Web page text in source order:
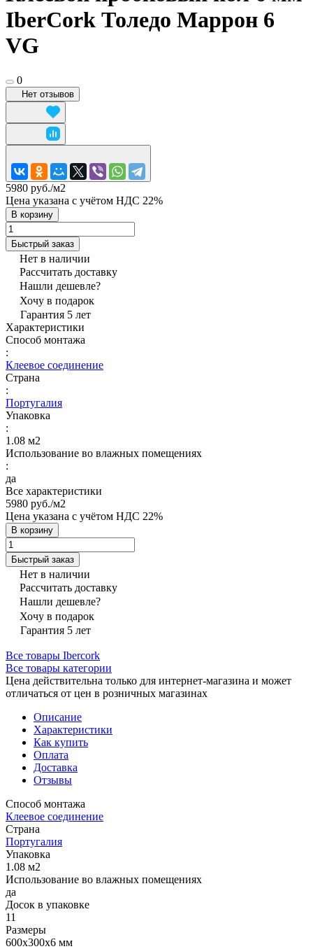
IberCork Толедо Маррон 6
VG
0
Нет отзывов
5980 руб./м2
Цена указана с учётом НДС 22%
В корзину
Быстрый заказ
Нет в наличии
Рассчитать доставку
Нашли дешевле?
Хочу в подарок
Гарантия 5 лет
Характеристики
Способ монтажа
:
Клеевое соединение
Страна
:
Португалия
Упаковка
:
1.08 м2
Использование во влажных помещениях
:
да
Все характеристики
5980 руб./м2
Цена указана с учётом НДС 22%
В корзину
Быстрый заказ
Нет в наличии
Рассчитать доставку
Нашли дешевле?
Хочу в подарок
Гарантия 5 лет
Все товары Ibercork
Все товары категории
Цена действительна только для интернет-магазина и может
отличаться от цен в розничных магазинах
Описание
Характеристики
Как купить
Оплата
Доставка
Отзывы
Способ монтажа
Клеевое соединение
Страна
Португалия
Упаковка
1.08 м2
Использование во влажных помещениях
да
Досок в упаковке
11
Размеры
600х300х6 мм